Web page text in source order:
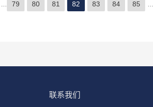
79 80 81 82 83 84 85
联系我们